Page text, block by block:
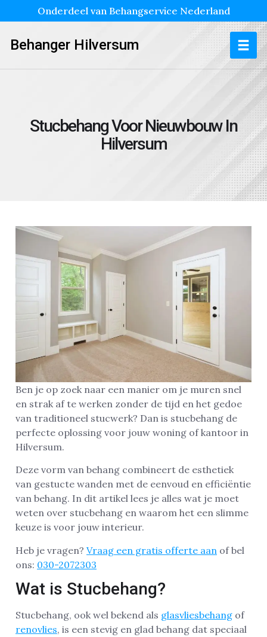
Onderdeel van Behangservice Nederland
Behanger Hilversum
Stucbehang Voor Nieuwbouw In
Hilversum
Ben je op zoek naar een manier om je muren snel
en strak af te werken zonder de tijd en het gedoe
van traditioneel stucwerk? Dan is stucbehang de
perfecte oplossing voor jouw woning of kantoor in
Hilversum.
Deze vorm van behang combineert de esthetiek
van gestucte wanden met de eenvoud en efficiëntie
van behang. In dit artikel lees je alles wat je moet
weten over stucbehang en waarom het een slimme
keuze is voor jouw interieur.
Heb je vragen? Vraag een gratis offerte aan of bel
ons: 030-2072303
Wat is Stucbehang?
Stucbehang, ook wel bekend als glasvliesbehang of
renovlies, is een stevig en glad behang dat speciaal